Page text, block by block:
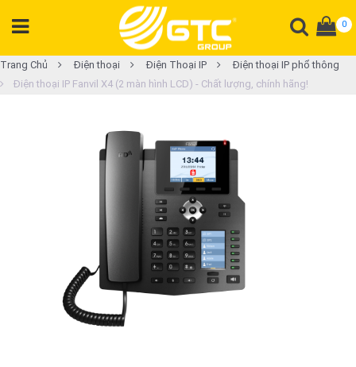
0
Trang Chủ Điện thoại Điện Thoại IP
Điện thoại IP phổ thông
Điện thoại IP Fanvil X4 (2 màn hình LCD) - Chất lượng, chính hãng!
DANH
MỤC